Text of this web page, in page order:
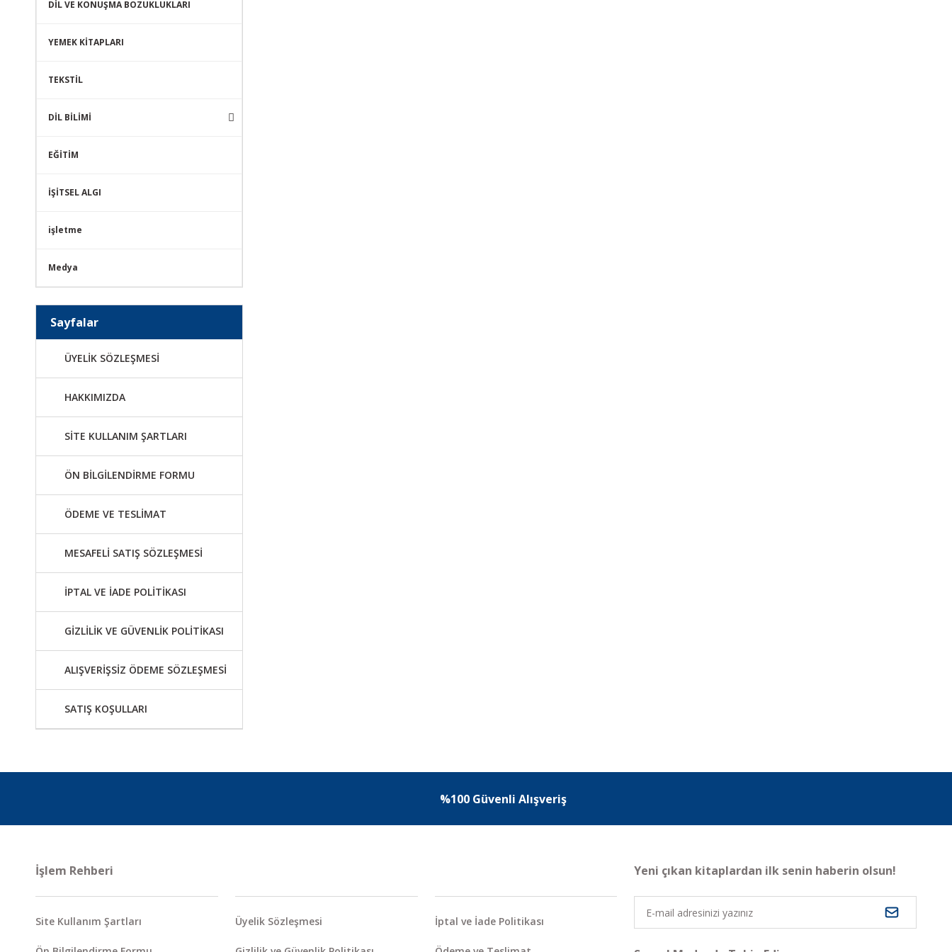
DİL VE KONUŞMA BOZUKLUKLARI
YEMEK KİTAPLARI
TEKSTİL
DİL BİLİMİ
EĞİTİM
İŞİTSEL ALGI
işletme
Medya
Sayfalar
ÜYELİK SÖZLEŞMESİ
HAKKIMIZDA
SİTE KULLANIM ŞARTLARI
ÖN BİLGİLENDİRME FORMU
ÖDEME VE TESLİMAT
MESAFELİ SATIŞ SÖZLEŞMESİ
İPTAL VE İADE POLİTİKASI
GİZLİLİK VE GÜVENLİK POLİTİKASI
ALIŞVERİŞSİZ ÖDEME SÖZLEŞMESİ
SATIŞ KOŞULLARI
%100 Güvenli Alışveriş
İşlem Rehberi
Site Kullanım Şartları Üyelik Sözleşmesi İptal ve İade Politikası
Yeni çıkan kitaplardan ilk senin haberin olsun!